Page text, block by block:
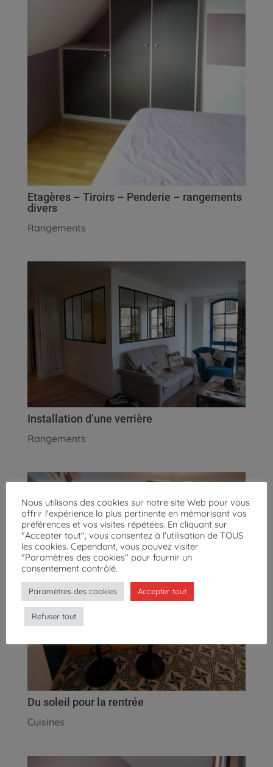
Etagères – Tiroirs – Penderie – rangements
divers
Rangements
Installation d’une verrière
Rangements
Du soleil pour la rentrée
Cuisines
Nous utilisons des cookies sur notre site Web pour vous
offrir l'expérience la plus pertinente en mémorisant vos
préférences et vos visites répétées. En cliquant sur
"Accepter tout", vous consentez à l'utilisation de TOUS
les cookies. Cependant, vous pouvez visiter
"Paramètres des cookies" pour fournir un
consentement contrôlé.
Paramètres des cookies Accepter tout
Refuser tout